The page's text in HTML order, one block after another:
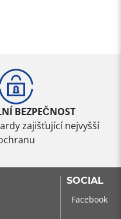
BEZPEČNOST
zajišťující nejvyšší
SOCIAL
Facebook